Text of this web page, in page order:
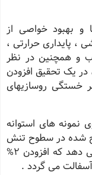
و بهبود خواصی از
، پایداری حرارتی ،
و همچنین در نظر
در یک تحقیق افزودن
خستگی روسازیهای
های استوانه
شده در سطوح تنش
400- 300- 200 و 500 کیلوپاسکال نشان می دهد که افزودن 2%
می گردد .